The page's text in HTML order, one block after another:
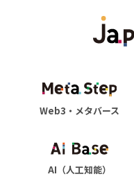
Web3・メタバース
AI（人工知能）